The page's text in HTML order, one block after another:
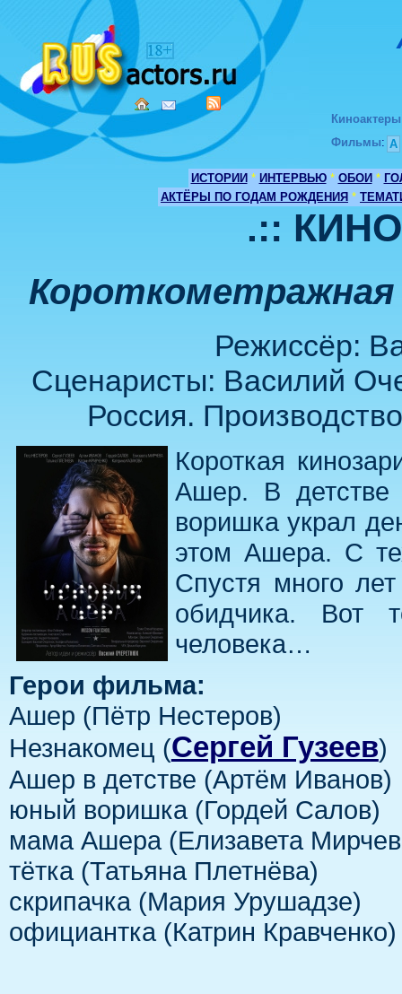
Киноактеры
Фильмы: А
ИСТОРИИ * ИНТЕРВЬЮ * ОБОИ *
АКТЁРЫ ПО ГОДАМ РОЖДЕНИЯ *
.::
Режиссёр:
Сценаристы: Василий
Россия.
Короткая
Ашер. В детстве
воришка украл
этом Ашера. С
Спустя много
обидчика. Вот
человека…
Герои фильма:
Ашер (Пётр Нестеров)
Незнакомец (Сергей Гузеев)
Ашер в детстве (Артём Иванов)
юный воришка (Гордей Салов)
мама Ашера (Елизавета
тётка (Татьяна Плетнёва)
скрипачка (Мария Урушадзе)
официантка (Катрин Кравченко)